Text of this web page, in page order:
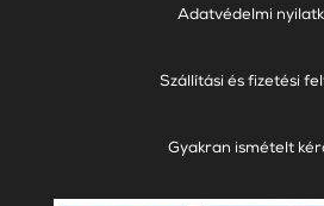
Adatvédelmi
Szállítási és fizetési
Gyakran ismételt